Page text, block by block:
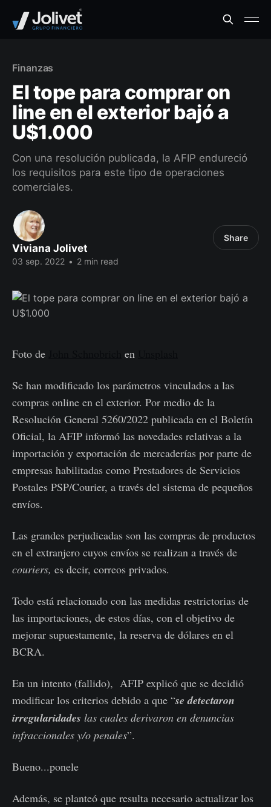
Finanzas
El tope para comprar on
line en el exterior bajó a
U$1.000
Con una resolución publicada, la AFIP endureció
los requisitos para este tipo de operaciones
comerciales.
Viviana Jolivet
03 sep. 2022 • 2 min read
Share
Foto de en
Se han modificado los parámetros vinculados a las
compras online en el exterior. Por medio de la
Resolución General 5260/2022 publicada en el Boletín
Oficial, la AFIP informó las novedades relativas a la
importación y exportación de mercaderías por parte de
empresas habilitadas como Prestadores de Servicios
Postales PSP/Courier, a través del sistema de pequeños
envíos.
Las grandes perjudicadas son las compras de productos
en el extranjero cuyos envíos se realizan a través de
couriers, es decir, correos privados.
Todo está relacionado con las medidas restrictorias de
las importaciones, de estos días, con el objetivo de
mejorar supuestamente, la reserva de dólares en el
BCRA.
En un intento (fallido), AFIP explicó que se decidió
modificar los criterios debido a que “se detectaron
irregularidades las cuales derivaron en denuncias
infraccionales y/o penales”.
Bueno...ponele
Además, se planteó que resulta necesario actualizar los